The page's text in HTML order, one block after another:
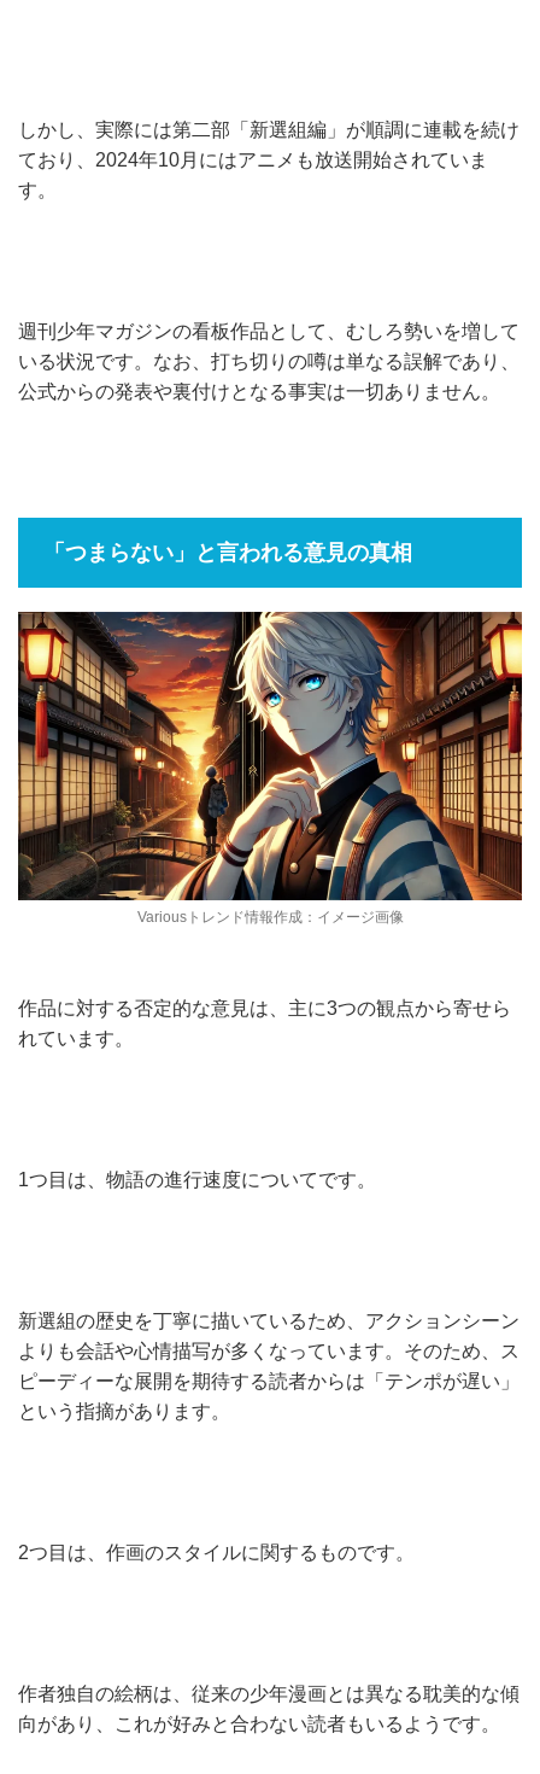
しかし、実際には第二部「新選組編」が順調に連載を続け
ており、2024年10月にはアニメも放送開始されていま
す。
週刊少年マガジンの看板作品として、むしろ勢いを増して
いる状況です。なお、打ち切りの噂は単なる誤解であり、
公式からの発表や裏付けとなる事実は一切ありません。
「つまらない」と言われる意見の真相
Variousトレンド情報作成：イメージ画像
作品に対する否定的な意見は、主に3つの観点から寄せら
れています。
1つ目は、物語の進行速度についてです。
新選組の歴史を丁寧に描いているため、アクションシーン
よりも会話や心情描写が多くなっています。そのため、ス
ピーディーな展開を期待する読者からは「テンポが遅い」
という指摘があります。
2つ目は、作画のスタイルに関するものです。
作者独自の絵柄は、従来の少年漫画とは異なる耽美的な傾
向があり、これが好みと合わない読者もいるようです。